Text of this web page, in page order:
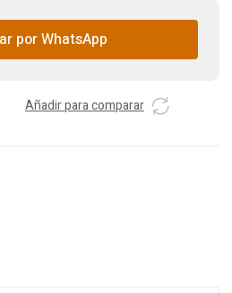
por WhatsApp
Añadir para comparar